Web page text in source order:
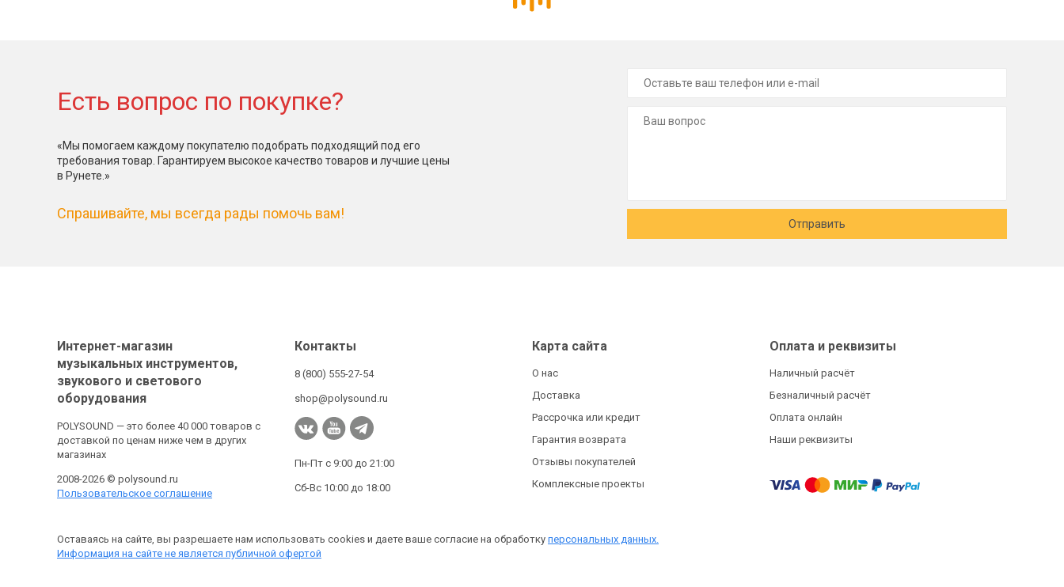
Есть вопрос по покупке?
«Мы помогаем каждому покупателю подобрать подходящий под его
требования товар. Гарантируем высокое качество товаров и лучшие цены
в Рунете.»
Спрашивайте, мы всегда рады помочь вам!
Отправить
Интернет-магазин
музыкальных инструментов,
звукового и светового
оборудования
POLYSOUND — это более 40 000 товаров с
доставкой по ценам ниже чем в других
магазинах
2008-2026 © polysound.ru
Пользовательское соглашение
Контакты
8 (800) 555-27-54
shop@polysound.ru
Пн-Пт с 9:00 до 21:00
Сб-Вс 10:00 до 18:00
Карта сайта
О нас
Доставка
Рассрочка или кредит
Гарантия возврата
Отзывы покупателей
Комплексные проекты
Оплата и реквизиты
Наличный расчёт
Безналичный расчёт
Оплата онлайн
Наши реквизиты
Оставаясь на сайте, вы разрешаете нам использовать cookies и даете ваше согласие на обработку персональных данных.
Информация на сайте не является публичной офертой